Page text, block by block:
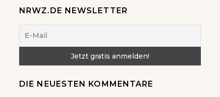
NRWZ.DE NEWSLETTER
DIE NEUESTEN KOMMENTARE